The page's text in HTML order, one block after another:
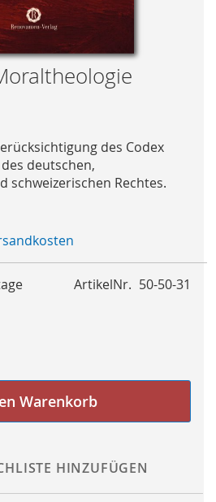
des Codex
deutschen,
schweizerischen Rechtes.
ArtikelNr. 50-50-31
Warenkorb
HINZUFÜGEN